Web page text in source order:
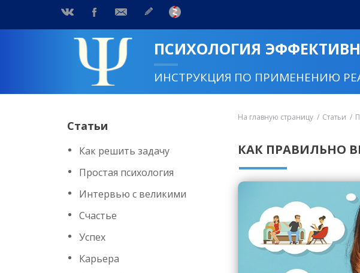
ПСИХОЛОГИЯ
ИНСТРУКЦИЯ ПО ПРИМЕНЕНИЮ
Статьи
Как решить задачу
Простая психология
Интервью с великими
Счастье
Успех
Карьера
На главную страницу Статьи
КАК ПРАВИЛЬНО